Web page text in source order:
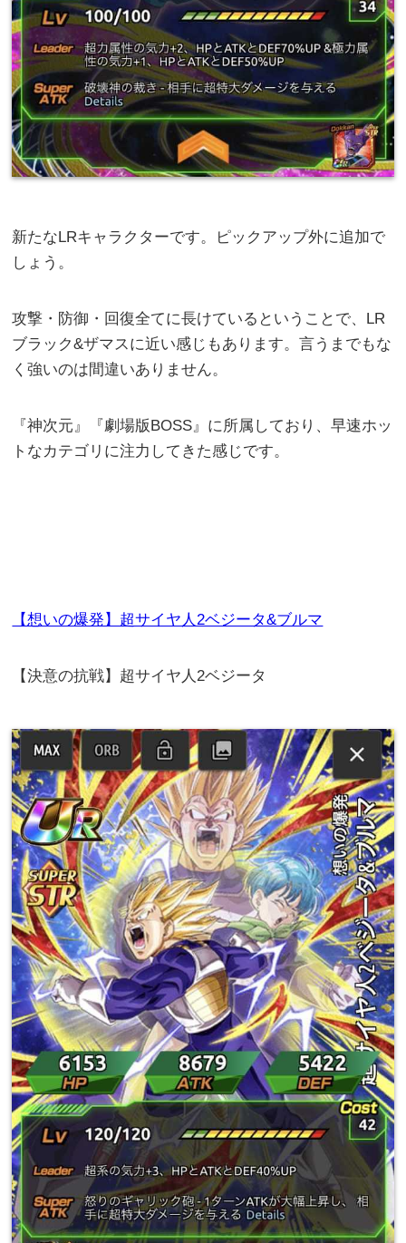
新たなLRキャラクターです。ピックアップ外に追加で
しょう。
攻撃・防御・回復全てに長けているということで、LR
ブラック&ザマスに近い感じもあります。言うまでもな
く強いのは間違いありません。
『神次元』『劇場版BOSS』に所属しており、早速ホッ
トなカテゴリに注力してきた感じです。
【想いの爆発】超サイヤ人2ベジータ&ブルマ
【決意の抗戦】超サイヤ人2ベジータ